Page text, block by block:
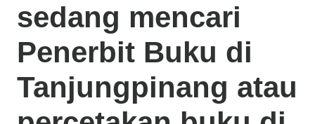
sedang mencari
Penerbit Buku di
Tanjungpinang atau